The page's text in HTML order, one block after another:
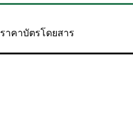
ราคาบัตรโดยสาร